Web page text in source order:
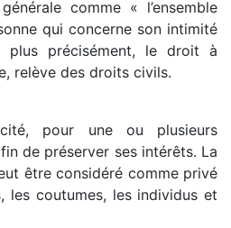
comme « l’ensemble
qui concerne son intimité
précisément, le droit à
relève des droits civils.
pour une ou plusieurs
de préserver ses intérêts. La
être considéré comme privé
les coutumes, les individus et